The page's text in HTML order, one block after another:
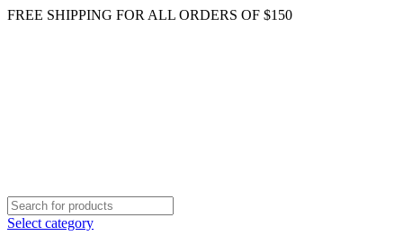
FREE SHIPPING FOR ALL ORDERS OF $150
Select category